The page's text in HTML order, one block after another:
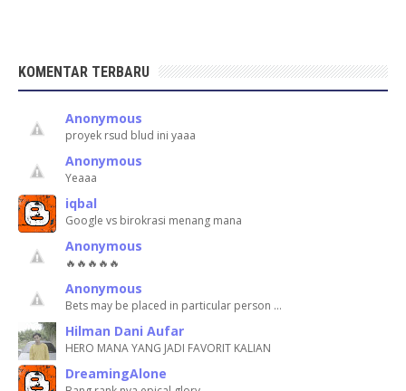
KOMENTAR TERBARU
Anonymous
proyek rsud blud ini yaaa
Anonymous
Yeaaa
iqbal
Google vs birokrasi menang mana
Anonymous
🔥🔥🔥🔥🔥
Anonymous
Bets may be placed in particular person …
Hilman Dani Aufar
HERO MANA YANG JADI FAVORIT KALIAN
DreamingAlone